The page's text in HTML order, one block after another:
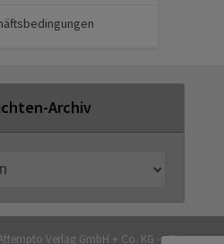
Archiv
Verlag GmbH + Co. KG — Theme